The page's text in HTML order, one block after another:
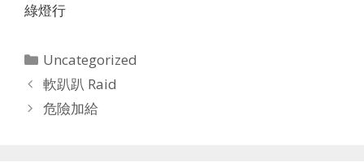
綠燈行
Categories
Uncategorized
軟趴趴 Raid
危險加給